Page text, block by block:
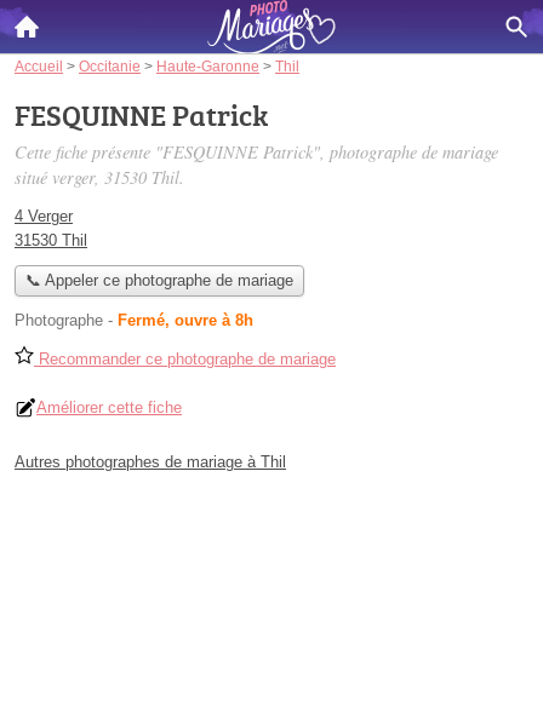
Accueil > Occitanie > Haute-Garonne > Thil
FESQUINNE Patrick
Cette fiche présente "FESQUINNE Patrick", photographe de mariage
situé verger, 31530 Thil.
4 Verger
31530 Thil
📞 Appeler ce photographe de mariage
Photographe - Fermé, ouvre à 8h
Recommander ce photographe de mariage
Améliorer cette fiche
Autres photographes de mariage à Thil